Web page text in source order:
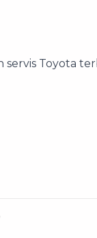
Toyota